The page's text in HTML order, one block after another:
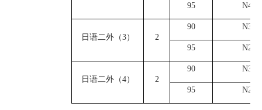
95 N4
日语二外（3） 2
90 N3
95 N2
日语二外（4） 2
90 N3
95 N2